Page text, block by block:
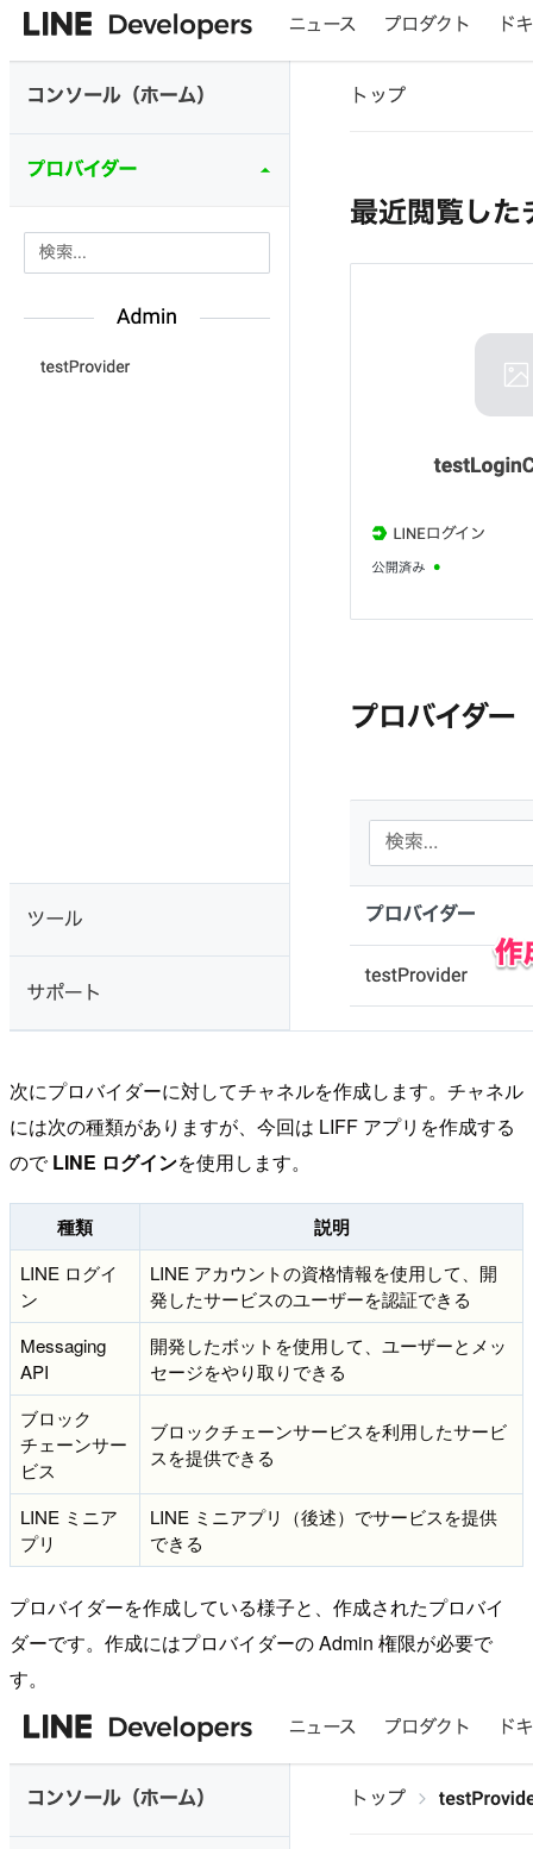
次にプロバイダーに対してチャネルを作成します。チャネル
には次の種類がありますが、今回は LIFF アプリを作成する
のでLINE ログインを使用します。
種類 説明
LINE ログイ
ン
LINE アカウントの資格情報を使用して、開
発したサービスのユーザーを認証できる
Messaging
API
開発したボットを使用して、ユーザーとメッ
セージをやり取りできる
ブロック
チェーンサー
ビス
ブロックチェーンサービスを利用したサービ
スを提供できる
LINE ミニア
プリ
LINE ミニアプリ（後述）でサービスを提供
できる
プロバイダーを作成している様子と、作成されたプロバイ
ダーです。作成にはプロバイダーの Admin 権限が必要で
す。